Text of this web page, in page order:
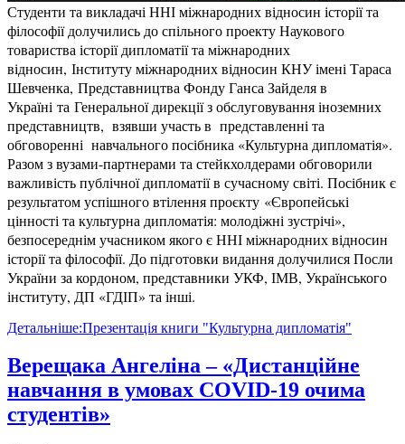
Студенти та викладачі ННІ міжнародних відносин історії та
філософії долучились до спільного проекту Наукового
товариства історії дипломатії та міжнародних
відносин, Інституту міжнародних відносин КНУ імені Тараса
Шевченка, Представництва Фонду Ганса Зайделя в
Україні та Генеральної дирекції з обслуговування іноземних
представництв, взявши участь в представленні та
обговоренні навчального посібника «Культурна дипломатія».
Разом з вузами-партнерами та стейкхолдерами обговорили
важливість публічної дипломатії в сучасному світі. Посібник є
результатом успішного втілення проєкту «Європейські
цінності та культурна дипломатія: молодіжні зустрічі»,
безпосереднім учасником якого є ННІ міжнародних відносин
історії та філософії. До підготовки видання долучилися Посли
України за кордоном, представники УКФ, ІМВ, Українського
інституту, ДП «ГДІП» та інші.
Детальніше:Презентація книги "Культурна дипломатія"
Верещака Ангеліна – «Дистанційне
навчання в умовах COVID-19 очима
студентів»